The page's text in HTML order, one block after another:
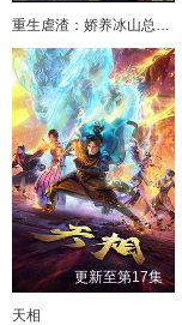
重生虐渣：娇养冰山总裁动态漫画
更新至第17集
天相